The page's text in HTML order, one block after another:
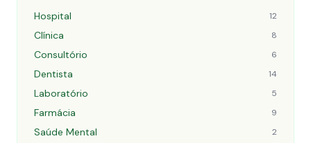
Hospital 12
Clínica 8
Consultório 6
Dentista 14
Laboratório 5
Farmácia 9
Saúde Mental 2